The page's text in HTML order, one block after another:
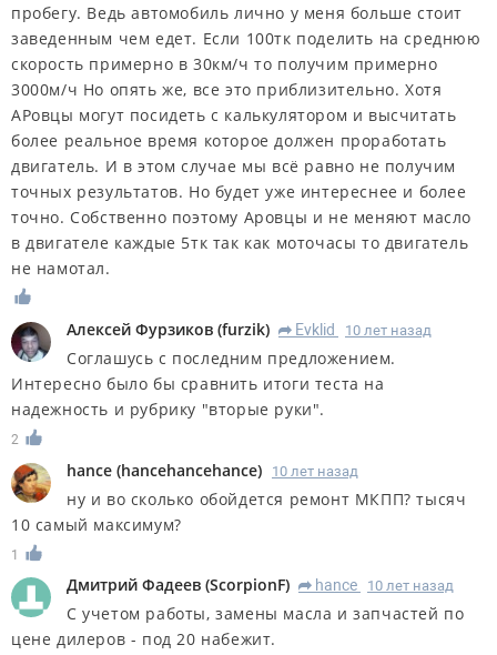
пробегу. Ведь автомобиль лично у меня больше стоит
заведенным чем едет. Если 100тк поделить на среднюю
скорость примерно в 30км/ч то получим примерно
3000м/ч Но опять же, все это приблизительно. Хотя
АРовцы могут посидеть с калькулятором и высчитать
более реальное время которое должен проработать
двигатель. И в этом случае мы всё равно не получим
точных результатов. Но будет уже интереснее и более
точно. Собственно поэтому Аровцы и не меняют масло
в двигателе каждые 5тк так как моточасы то двигатель
не намотал.
Алексей Фурзиков (furzik) R Evklid 10 лет назад
Соглашусь с последним предложением.
Интересно было бы сравнить итоги теста на
надежность и рубрику "вторые руки".
2
hance (hancehancehance) 10 лет назад
ну и во сколько обойдется ремонт МКПП? тысяч
10 самый максимум?
1
Дмитрий Фадеев (ScorpionF) R hance 10 лет назад
С учетом работы, замены масла и запчастей по
цене дилеров - под 20 набежит.